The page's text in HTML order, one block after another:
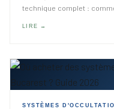
technique complet :
LIRE →
SYSTÈMES